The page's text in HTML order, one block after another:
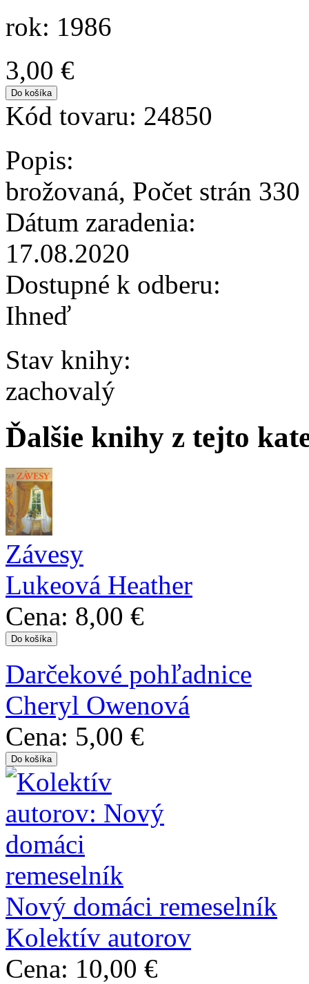
rok: 1986
3,00 €
Kód tovaru: 24850
Popis:
brožovaná, Počet strán 330
Dátum zaradenia:
17.08.2020
Dostupné k odberu:
Ihneď
Stav knihy:
zachovalý
Ďalšie knihy z tejto
Závesy
Lukeová Heather
Cena: 8,00 €
Darčekové pohľadnice
Cheryl Owenová
Cena: 5,00 €
Nový domáci remeselník
Kolektív autorov
Cena: 10,00 €